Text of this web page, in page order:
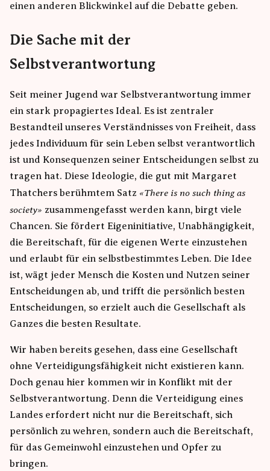
einen anderen Blickwinkel auf die Debatte geben.
Die Sache mit der
Selbstverantwortung
Seit meiner Jugend war Selbstverantwortung immer
ein stark propagiertes Ideal. Es ist zentraler
Bestandteil unseres Verständnisses von Freiheit, dass
jedes Individuum für sein Leben selbst verantwortlich
ist und Konsequenzen seiner Entscheidungen selbst zu
tragen hat. Diese Ideologie, die gut mit Margaret
Thatchers berühmtem Satz
There is no such thing as
society
zusammengefasst werden kann, birgt viele
Chancen. Sie fördert Eigeninitiative, Unabhängigkeit,
die Bereitschaft, für die eigenen Werte einzustehen
und erlaubt für ein selbstbestimmtes Leben. Die Idee
ist, wägt jeder Mensch die Kosten und Nutzen seiner
Entscheidungen ab, und trifft die persönlich besten
Entscheidungen, so erzielt auch die Gesellschaft als
Ganzes die besten Resultate.
Wir haben bereits gesehen, dass eine Gesellschaft
ohne Verteidigungsfähigkeit nicht existieren kann.
Doch genau hier kommen wir in Konflikt mit der
Selbstverantwortung. Denn die Verteidigung eines
Landes erfordert nicht nur die Bereitschaft, sich
persönlich zu wehren, sondern auch die Bereitschaft,
für das Gemeinwohl einzustehen und Opfer zu
bringen.